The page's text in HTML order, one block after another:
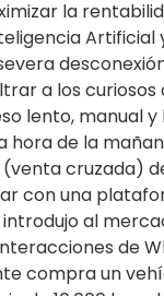
la
Artificial
a los
lento, manual
de la
cruzada)
con una
al
de
compra un